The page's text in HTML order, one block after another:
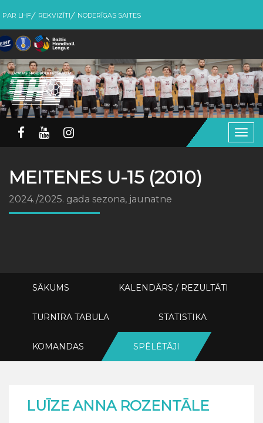
PAR LHF REKVIZĪTI NODERĪGAS SAITES
MEITENES U-15 (2010)
2024./2025. gada sezona, jaunatne
SĀKUMS KALENDĀRS / REZULTĀTI
TURNĪRA TABULA STATISTIKA
KOMANDAS SPĒLĒTĀJI
LUĪZE ANNA ROZENTĀLE